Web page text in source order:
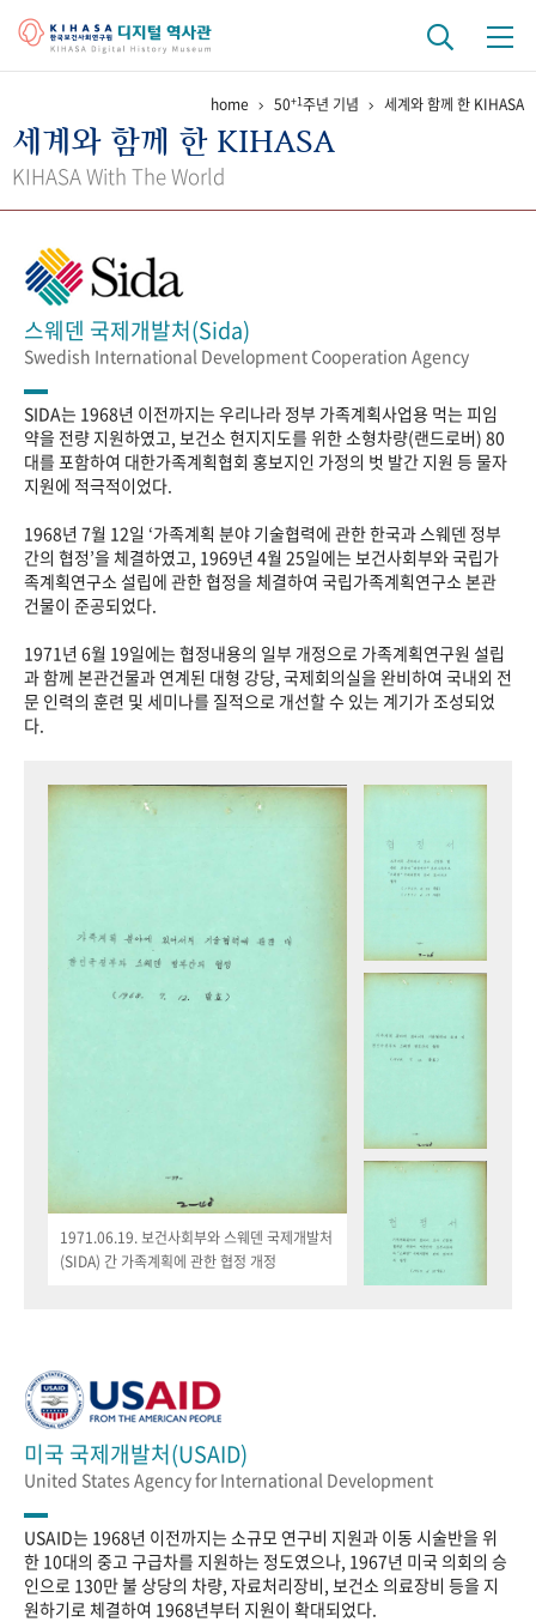
걸어온 길 기관 변천사 역대 기관장
정책과 연구 키워드로 보는 연구 역사
간행물 변천사
기록물 아카이브
사진 아카이브 문서 기록물 행정박물 영상 기록물
성과 50선 숫자로 보는 50년 50+1주년 광장
세계와 함께 한 KIHASA
VR 역사관
home 50+1주년 기념 세계와 함께 한 KIHASA
세계와 함께 한 KIHASA
KIHASA With The World
스웨덴 국제개발처(Sida)
Swedish International Development Cooperation Agency
SIDA는 1968년 이전까지는 우리나라 정부 가족계획사업용 먹는 피임
약을 전량 지원하였고, 보건소 현지지도를 위한 소형차량(랜드로버) 80
대를 포함하여 대한가족계획협회 홍보지인 가정의 벗 발간 지원 등 물자
지원에 적극적이었다.
1968년 7월 12일 ‘가족계획 분야 기술협력에 관한 한국과 스웨덴 정부
간의 협정’을 체결하였고, 1969년 4월 25일에는 보건사회부와 국립가
족계획연구소 설립에 관한 협정을 체결하여 국립가족계획연구소 본관
건물이 준공되었다.
1971년 6월 19일에는 협정내용의 일부 개정으로 가족계획연구원 설립
과 함께 본관건물과 연계된 대형 강당, 국제회의실을 완비하여 국내외 전
문 인력의 훈련 및 세미나를 질적으로 개선할 수 있는 계기가 조성되었
다.
1971.06.19. 보건사회부와 스웨덴 국제개발처
(SIDA) 간 가족계획에 관한 협정 개정
미국 국제개발처(USAID)
United States Agency for International Development
USAID는 1968년 이전까지는 소규모 연구비 지원과 이동 시술반을 위
한 10대의 중고 구급차를 지원하는 정도였으나, 1967년 미국 의회의 승
인으로 130만 불 상당의 차량, 자료처리장비, 보건소 의료장비 등을 지
원하기로 체결하여 1968년부터 지원이 확대되었다.